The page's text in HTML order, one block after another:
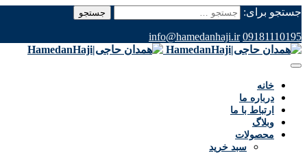
جستجو برای:
09181110195
info@hamedanhaji.ir
خانه
درباره ما
ارتباط با ما
وبلاگ
محصولات
سبد خرید